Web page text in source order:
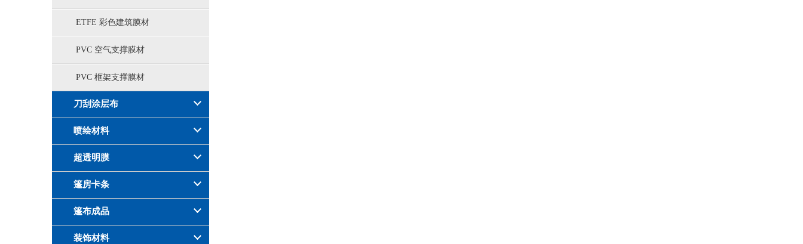
ETFE 彩色建筑膜材
PVC 空气支撑膜材
PVC 框架支撑膜材
刀刮涂层布
喷绘材料
超透明膜
篷房卡条
篷布成品
装饰材料